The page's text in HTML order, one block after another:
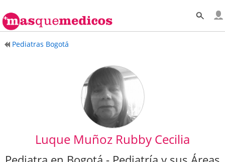
Pediatras Bogotá
Luque Muñoz Rubby Cecilia